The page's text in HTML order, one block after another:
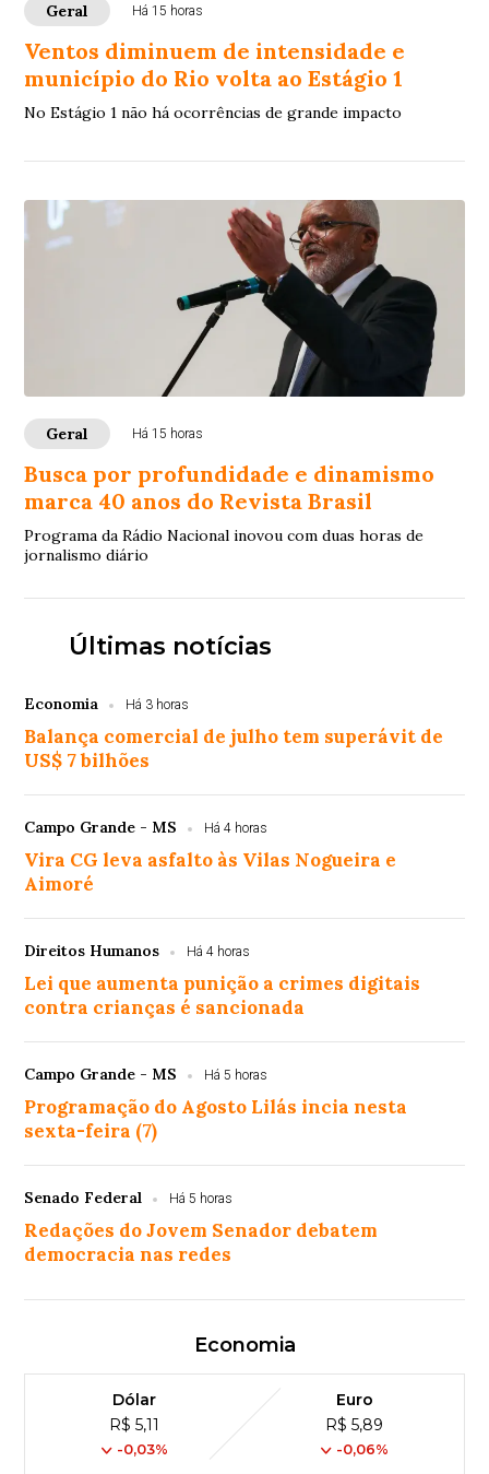
Geral Há 15 horas
Ventos diminuem de intensidade e
município do Rio volta ao Estágio 1
No Estágio 1 não há ocorrências de grande impacto
Geral Há 15 horas
Busca por profundidade e dinamismo
marca 40 anos do Revista Brasil
Programa da Rádio Nacional inovou com duas horas de
jornalismo diário
Últimas notícias
Economia Há 3 horas
Balança comercial de julho tem superávit de
US$ 7 bilhões
Campo Grande - MS Há 4 horas
Vira CG leva asfalto às Vilas Nogueira e
Aimoré
Direitos Humanos Há 4 horas
Lei que aumenta punição a crimes digitais
contra crianças é sancionada
Campo Grande - MS Há 5 horas
Programação do Agosto Lilás incia nesta
sexta-feira (7)
Senado Federal Há 5 horas
Redações do Jovem Senador debatem
democracia nas redes
Economia
Dólar
R$ 5,11
-0,03%
Euro
R$ 5,89
-0,06%